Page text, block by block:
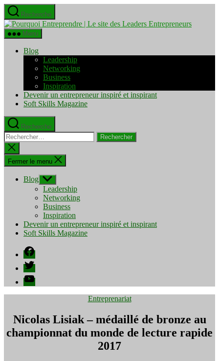
Aller
au
contenu
Recherche
Pourquoi
Menu
Blog
Leadership
Networking
Business
Inspiration
Devenir un entrepreneur inspiré et inspirant
Soft Skills Magazine
Recherche
Rechercher :
Fermer
la
recherche
Fermer le menu
Blog Afficher
le
sous-
menu
Leadership
Networking
Business
Inspiration
Devenir un entrepreneur inspiré et inspirant
Soft Skills Magazine
Facebook
Twitter
YouTube
Catégories
Entreprenariat
Nicolas Lisiak – médaillé de bronze au
championnat du monde de lecture rapide
2017